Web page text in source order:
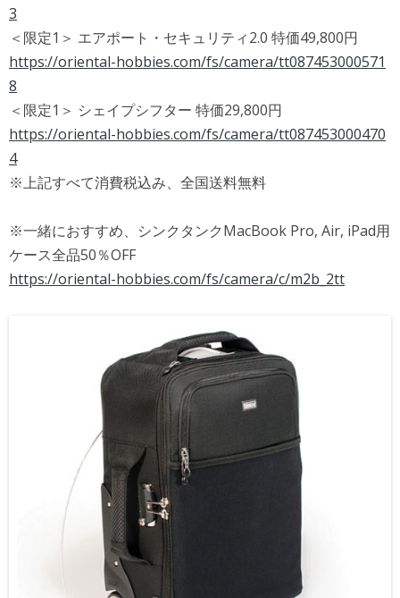
3
＜限定1＞ エアポート・セキュリティ2.0 特価49,800円
https://oriental-hobbies.com/fs/camera/tt087453000571
8
＜限定1＞ シェイプシフター 特価29,800円
https://oriental-hobbies.com/fs/camera/tt087453000470
4
※上記すべて消費税込み、全国送料無料
※一緒におすすめ、シンクタンクMacBook Pro, Air, iPad用
ケース全品50％OFF
https://oriental-hobbies.com/fs/camera/c/m2b_2tt